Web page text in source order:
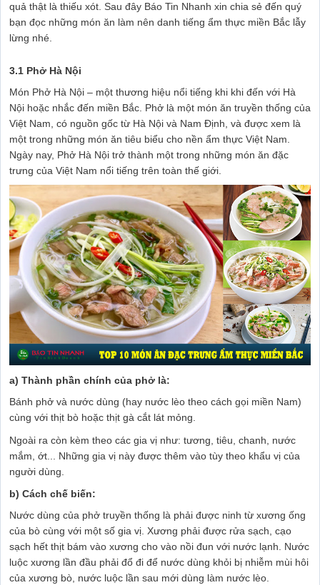
quả thật là thiếu xót. Sau đây Báo Tin Nhanh xin chia sẻ đến quý
bạn đọc những món ăn làm nên danh tiếng ẩm thực miền Bắc lẫy
lừng nhé.
3.1 Phở Hà Nội
Món Phở Hà Nội – một thương hiệu nổi tiếng khi khi đến với Hà
Nội hoặc nhắc đến miền Bắc. Phở là một món ăn truyền thống của
Việt Nam, có nguồn gốc từ Hà Nội và Nam Định, và được xem là
một trong những món ăn tiêu biểu cho nền ẩm thực Việt Nam.
Ngày nay, Phở Hà Nội trở thành một trong những món ăn đặc
trưng của Việt Nam nổi tiếng trên toàn thế giới.
a) Thành phần chính của phở là:
Bánh phở và nước dùng (hay nước lèo theo cách gọi miền Nam)
cùng với thịt bò hoặc thịt gà cắt lát mỏng.
Ngoài ra còn kèm theo các gia vị như: tương, tiêu, chanh, nước
mắm, ớt... Những gia vị này được thêm vào tùy theo khẩu vị của
người dùng.
b) Cách chế biến:
Nước dùng của phở truyền thống là phải được ninh từ xương ống
của bò cùng với một số gia vị. Xương phải được rửa sạch, cạo
sạch hết thịt bám vào xương cho vào nồi đun với nước lạnh. Nước
luộc xương lần đầu phải đổ đi để nước dùng khỏi bị nhiễm mùi hôi
của xương bò, nước luộc lần sau mới dùng làm nước lèo.